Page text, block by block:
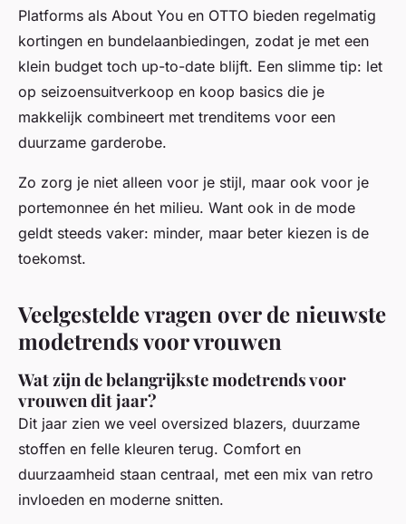
Platforms als About You en OTTO bieden regelmatig
kortingen en bundelaanbiedingen, zodat je met een
klein budget toch up-to-date blijft. Een slimme tip: let
op seizoensuitverkoop en koop basics die je
makkelijk combineert met trenditems voor een
duurzame garderobe.
Zo zorg je niet alleen voor je stijl, maar ook voor je
portemonnee én het milieu. Want ook in de mode
geldt steeds vaker: minder, maar beter kiezen is de
toekomst.
Veelgestelde vragen over de nieuwste
modetrends voor vrouwen
Wat zijn de belangrijkste modetrends voor
vrouwen dit jaar?
Dit jaar zien we veel oversized blazers, duurzame
stoffen en felle kleuren terug. Comfort en
duurzaamheid staan centraal, met een mix van retro
invloeden en moderne snitten.